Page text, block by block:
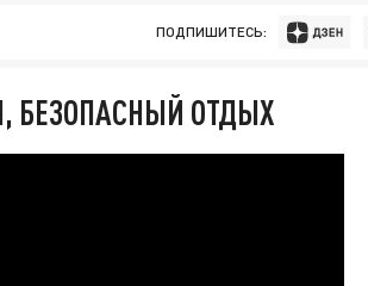
ПОДПИШИТЕСЬ:
БЕЗОПАСНЫЙ ОТДЫХ